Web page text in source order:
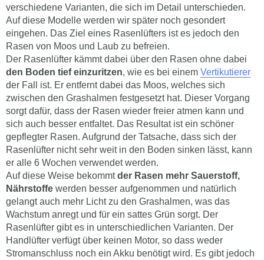
verschiedene Varianten, die sich im Detail unterschieden.
Auf diese Modelle werden wir später noch gesondert
eingehen. Das Ziel eines Rasenlüfters ist es jedoch den
Rasen von Moos und Laub zu befreien.
Der Rasenlüfter kämmt dabei über den Rasen ohne dabei
den Boden tief einzuritzen, wie es bei einem Vertikutierer
der Fall ist. Er entfernt dabei das Moos, welches sich
zwischen den Grashalmen festgesetzt hat. Dieser Vorgang
sorgt dafür, dass der Rasen wieder freier atmen kann und
sich auch besser entfaltet. Das Resultat ist ein schöner
gepflegter Rasen. Aufgrund der Tatsache, dass sich der
Rasenlüfter nicht sehr weit in den Boden sinken lässt, kann
er alle 6 Wochen verwendet werden.
Auf diese Weise bekommtder Rasen mehr Sauerstoff,
Nährstoffe werden besser aufgenommen und natürlich
gelangt auch mehr Licht zu den Grashalmen, was das
Wachstum anregt und für ein sattes Grün sorgt. Der
Rasenlüfter gibt es in unterschiedlichen Varianten. Der
Handlüfter verfügt über keinen Motor, so dass weder
Stromanschluss noch ein Akku benötigt wird. Es gibt jedoch